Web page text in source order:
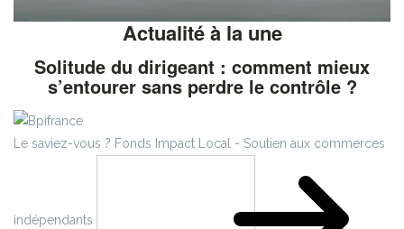
Actualité à la une
Solitude du dirigeant : comment mieux
s’entourer sans perdre le contrôle ?
Le saviez-vous ? Fonds Impact Local - Soutien aux commerces
indépendants